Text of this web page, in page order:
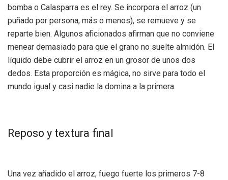
bomba o Calasparra es el rey. Se incorpora el arroz (un
puñado por persona, más o menos), se remueve y se
reparte bien. Algunos aficionados afirman que no conviene
menear demasiado para que el grano no suelte almidón. El
líquido debe cubrir el arroz en un grosor de unos dos
dedos. Esta proporción es mágica, no sirve para todo el
mundo igual y casi nadie la domina a la primera.
Reposo y textura final
Una vez añadido el arroz, fuego fuerte los primeros 7-8